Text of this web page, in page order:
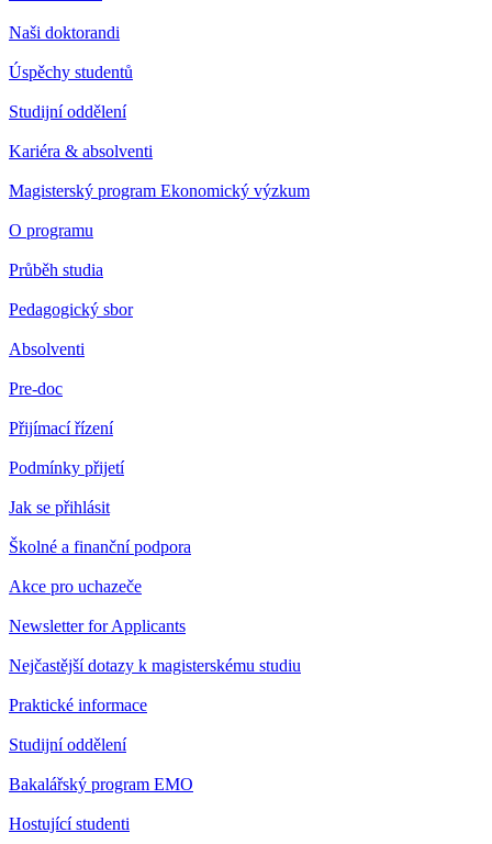
Naši doktorandi
Úspěchy studentů
Studijní oddělení
Kariéra & absolventi
Magisterský program Ekonomický výzkum
O programu
Průběh studia
Pedagogický sbor
Absolventi
Pre-doc
Přijímací řízení
Podmínky přijetí
Jak se přihlásit
Školné a finanční podpora
Akce pro uchazeče
Newsletter for Applicants
Nejčastější dotazy k magisterskému studiu
Praktické informace
Studijní oddělení
Bakalářský program EMO
Hostující studenti